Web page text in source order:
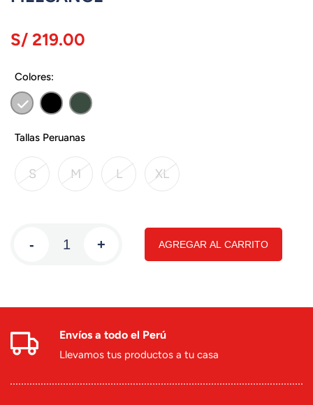
S/ 219.00
Colores:
Tallas Peruanas
S M L XL
- + AGREGAR AL CARRITO
Envíos a todo el Perú
Llevamos tus productos a tu casa